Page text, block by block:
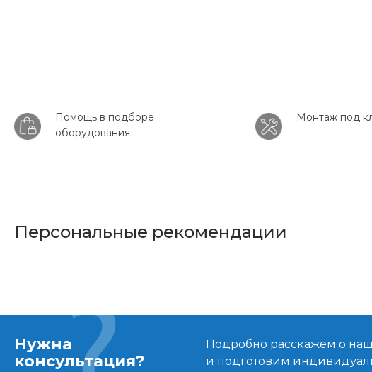
Помощь в подборе
оборудования
Монтаж под
Персональные рекомендации
Нужна
консультация?
Подробно расскажем о
и подготовим